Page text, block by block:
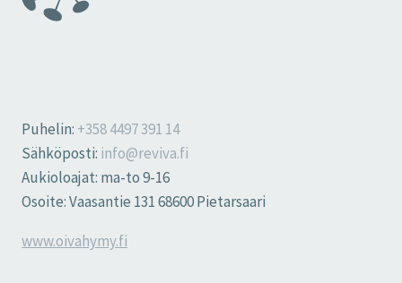
Puhelin: +358 4497 391 14
Sähköposti: info@reviva.fi
Aukioloajat: ma-to 9-16
Osoite: Vaasantie 131 68600 Pietarsaari
www.oivahymy.fi